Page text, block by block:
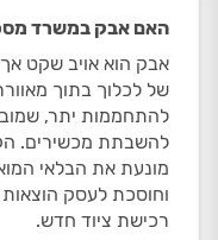
האם אבק במשרד
אבק הוא אויב שקט
של לכלוך בתוך
להתחממות יתר,
להשבתת מכשירים.
מונעת את הבלאי
וחוסכת לעסק הוצאות
רכישת ציוד חדש.